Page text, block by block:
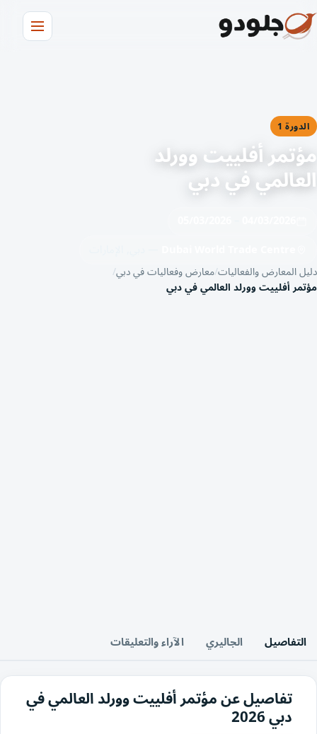
الدورة 1
مؤتمر أفلييت وورلد
العالمي في دبي
دليل المعارض والفعالياتمعارض وفعاليات في دبي
مؤتمر أفلييت وورلد العالمي في دبي
التفاصيل الجاليري الآراء والتعليقات
تفاصيل عن مؤتمر أفلييت وورلد العالمي في
دبي 2026